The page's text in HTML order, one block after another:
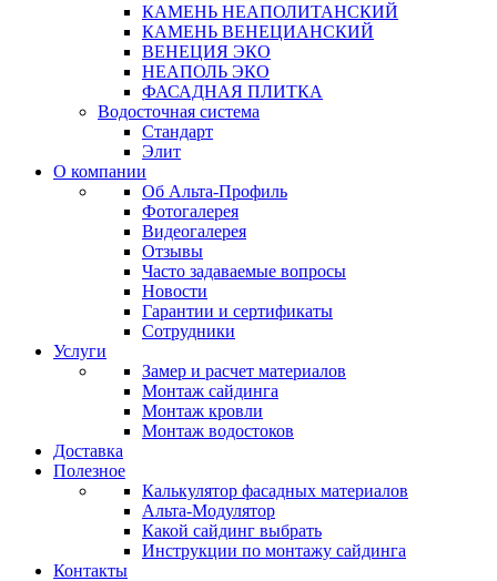
КАМЕНЬ НЕАПОЛИТАНСКИЙ
КАМЕНЬ ВЕНЕЦИАНСКИЙ
ВЕНЕЦИЯ ЭКО
НЕАПОЛЬ ЭКО
ФАСАДНАЯ ПЛИТКА
Водосточная система
Стандарт
Элит
О компании
Об Альта-Профиль
Фотогалерея
Видеогалерея
Отзывы
Часто задаваемые вопросы
Новости
Гарантии и сертификаты
Сотрудники
Услуги
Замер и расчет материалов
Монтаж сайдинга
Монтаж кровли
Монтаж водостоков
Доставка
Полезное
Калькулятор фасадных материалов
Альта-Модулятор
Какой сайдинг выбрать
Инструкции по монтажу сайдинга
Контакты